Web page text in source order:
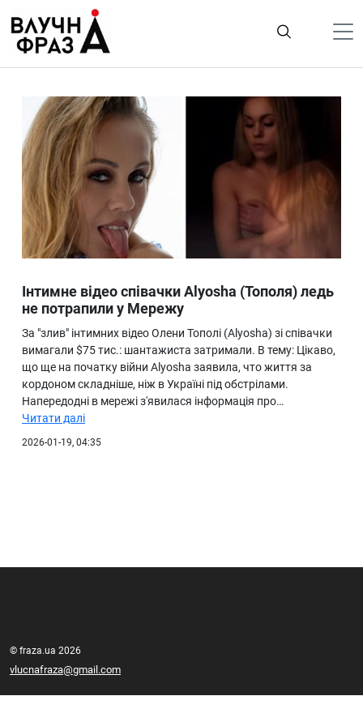
содержимому
Гроші
Життя
Лайфстайл
ТехноНаука
Людина
Ukraine
Про нас
Інтимне відео співачки Alyosha (Тополя) ледь
не потрапили у Мережу
За "злив" інтимних відео Олени Тополі (Alyosha) зі співачки
вимагали $75 тис.: шантажиста затримали. В тему: Цікаво,
що ще на початку війни Alyosha заявила, что життя за
кордоном складніше, ніж в Україні під обстрілами.
Напередодні в мережі з'явилася інформація про…
Читати далі
2026-01-19, 04:35
© fraza.ua 2026
vlucnafraza@gmail.com